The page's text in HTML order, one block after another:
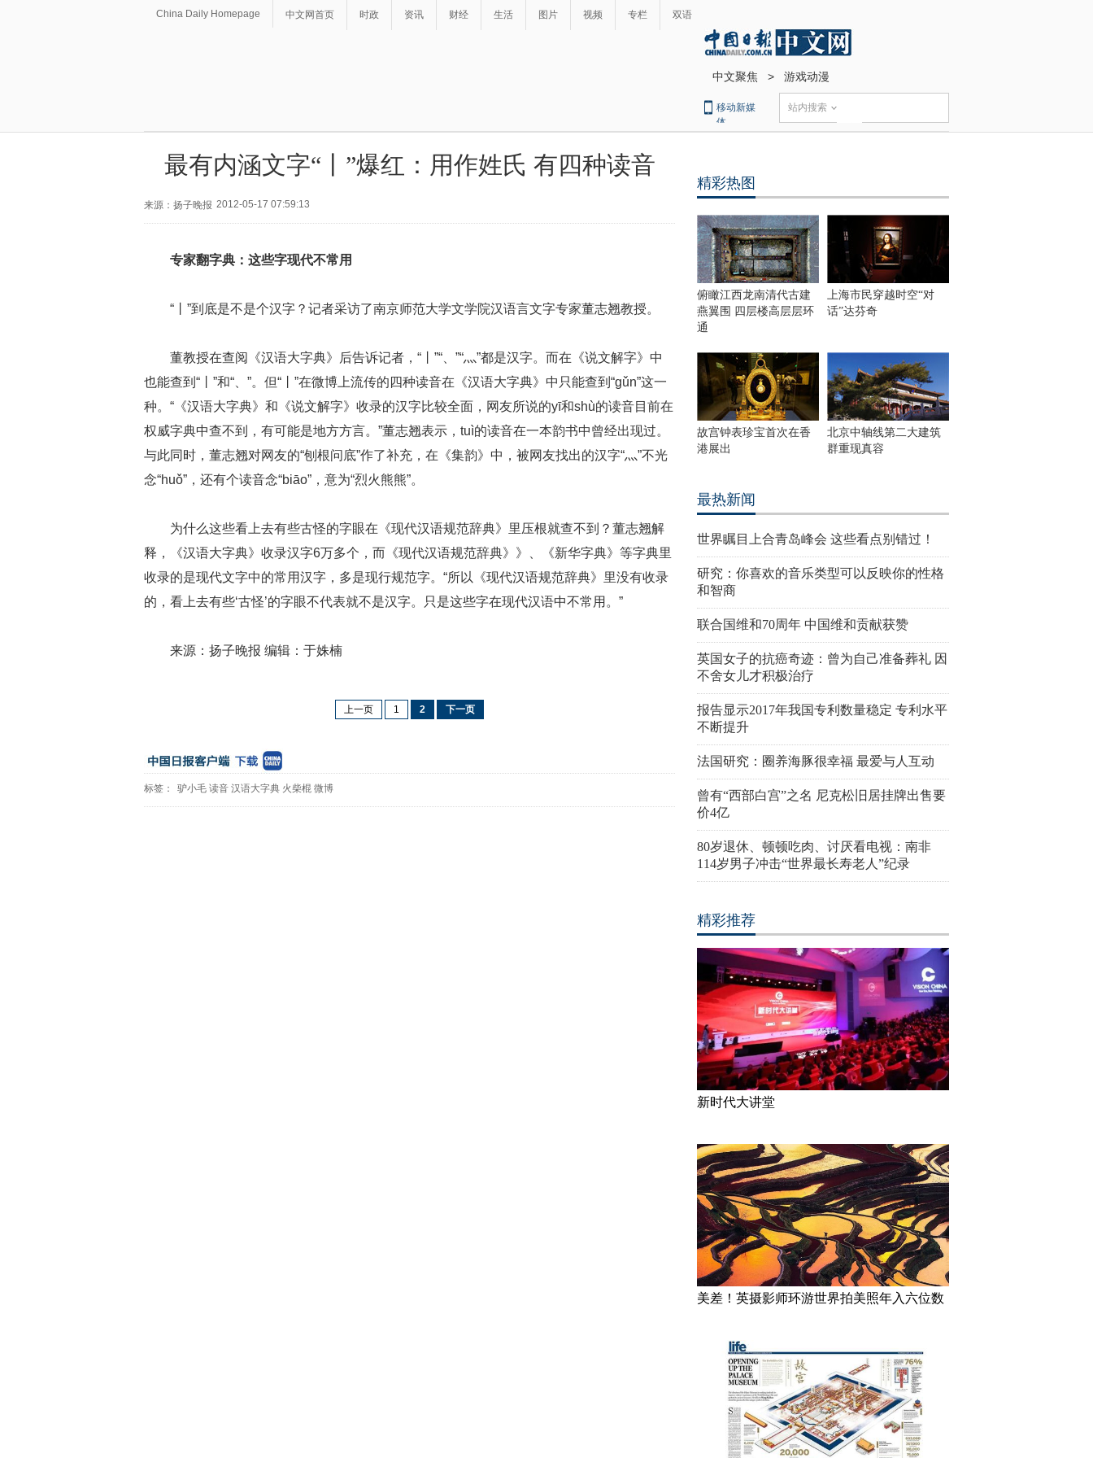
China Daily Homepage 中文网首页 时政 资讯 财经 生活 图片 视频 专栏 双语
中文聚焦 > 游戏动漫
移动新媒
体
站内搜索
最有内涵文字“丨”爆红：用作姓氏 有四种读音
来源：扬子晚报 2012-05-17 07:59:13
专家翻字典：这些字现代不常用
“丨”到底是不是个汉字？记者采访了南京师范大学文学院汉语言文字专家董志翘教授。
董教授在查阅《汉语大字典》后告诉记者，“丨”“、”“灬”都是汉字。而在《说文解字》中
也能查到“丨”和“、”。但“丨”在微博上流传的四种读音在《汉语大字典》中只能查到“gǔn”这一
种。“《汉语大字典》和《说文解字》收录的汉字比较全面，网友所说的yī和shù的读音目前在
权威字典中查不到，有可能是地方方言。”董志翘表示，tuì的读音在一本韵书中曾经出现过。
与此同时，董志翘对网友的“刨根问底”作了补充，在《集韵》中，被网友找出的汉字“灬”不光
念“huǒ”，还有个读音念“biāo”，意为“烈火熊熊”。
为什么这些看上去有些古怪的字眼在《现代汉语规范辞典》里压根就查不到？董志翘解
释，《汉语大字典》收录汉字6万多个，而《现代汉语规范辞典》》、《新华字典》等字典里
收录的是现代文字中的常用汉字，多是现行规范字。“所以《现代汉语规范辞典》里没有收录
的，看上去有些‘古怪’的字眼不代表就不是汉字。只是这些字在现代汉语中不常用。”
来源：扬子晚报 编辑：于姝楠
上一页 1 2 下一页
标签： 驴小毛 读音 汉语大字典 火柴棍 微博
精彩热图
俯瞰江西龙南清代古建
燕翼围 四层楼高层层环
通
上海市民穿越时空“对
话”达芬奇
故宫钟表珍宝首次在香
港展出
北京中轴线第二大建筑
群重现真容
最热新闻
世界瞩目上合青岛峰会 这些看点别错过！
研究：你喜欢的音乐类型可以反映你的性格
和智商
联合国维和70周年 中国维和贡献获赞
英国女子的抗癌奇迹：曾为自己准备葬礼 因
不舍女儿才积极治疗
报告显示2017年我国专利数量稳定 专利水平
不断提升
法国研究：圈养海豚很幸福 最爱与人互动
曾有“西部白宫”之名 尼克松旧居挂牌出售要
价4亿
80岁退休、顿顿吃肉、讨厌看电视：南非
114岁男子冲击“世界最长寿老人”纪录
精彩推荐
新时代大讲堂
美差！英摄影师环游世界拍美照年入六位数